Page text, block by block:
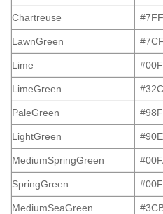
Chartreuse
LawnGreen
Lime
LimeGreen
PaleGreen
LightGreen
MediumSpringGreen
SpringGreen
MediumSeaGreen